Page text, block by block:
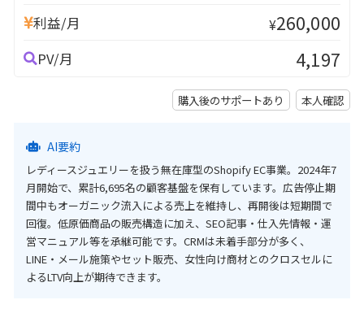
利益/月 ¥260,000
PV/月 4,197
購入後のサポートあり 本人確認
AI要約
レディースジュエリーを扱う無在庫型のShopify EC事業。2024年7
月開始で、累計6,695名の顧客基盤を保有しています。広告停止期
間中もオーガニック流入による売上を維持し、再開後は短期間で
回復。低原価商品の販売構造に加え、SEO記事・仕入先情報・運
営マニュアル等を承継可能です。CRMは未着手部分が多く、
LINE・メール施策やセット販売、女性向け商材とのクロスセルに
よるLTV向上が期待できます。